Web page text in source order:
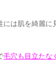
には肌を綺麗に
毛穴も目立たな